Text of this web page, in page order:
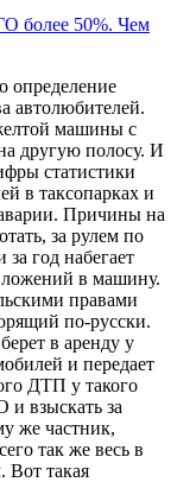
более 50%. Чем
определение
автолюбителей.
машины с
другую полосу. И
статистики
в таксопарках и
Причины на
за рулем по
год набегает
в машину.
правами
по-русски.
в аренду у
и передает
ДТП у такого
и взыскать за
же частник,
так же весь в
Вот такая